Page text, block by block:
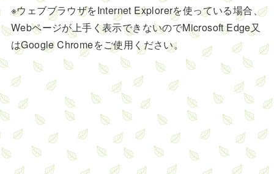
※ウェブブラウザをInternet Explorerを使っている場合、
Webページが上手く表示できないのでMicrosoft Edge又
はGoogle Chromeをご使用ください。